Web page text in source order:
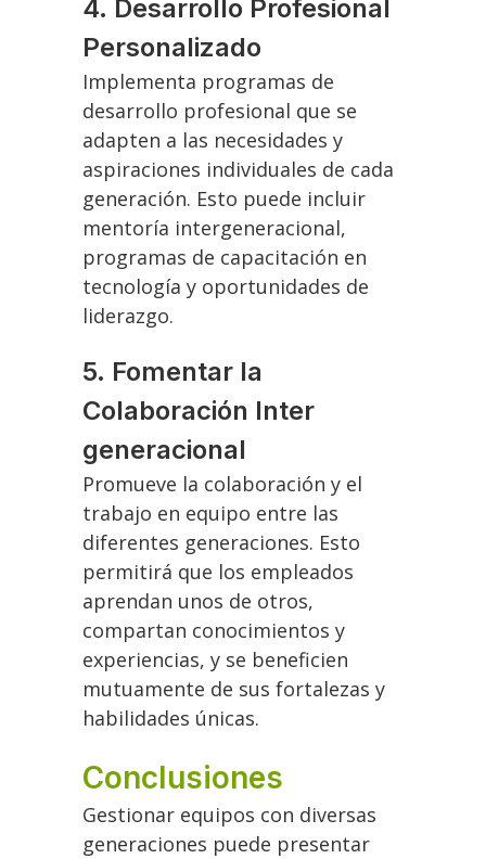
4. Desarrollo Profesional
Personalizado
Implementa programas de
desarrollo profesional que se
adapten a las necesidades y
aspiraciones individuales de cada
generación. Esto puede incluir
mentoría intergeneracional,
programas de capacitación en
tecnología y oportunidades de
liderazgo.
5. Fomentar la
Colaboración Inter
generacional
Promueve la colaboración y el
trabajo en equipo entre las
diferentes generaciones. Esto
permitirá que los empleados
aprendan unos de otros,
compartan conocimientos y
experiencias, y se beneficien
mutuamente de sus fortalezas y
habilidades únicas.
Conclusiones
Gestionar equipos con diversas
generaciones puede presentar